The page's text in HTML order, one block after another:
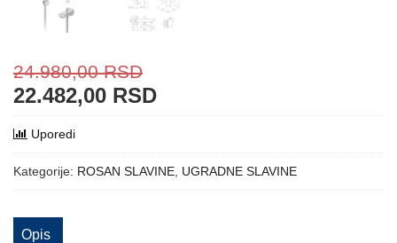
24.980,00RSD
22.482,00 RSD
Uporedi
Kategorije: ROSAN SLAVINE UGRADNE SLAVINE
Opis